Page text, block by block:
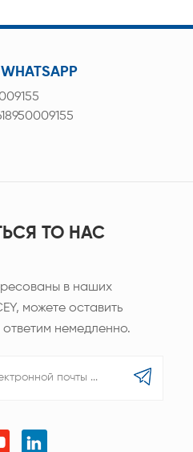
TO НАС
в наших
можете оставить
немедленно.